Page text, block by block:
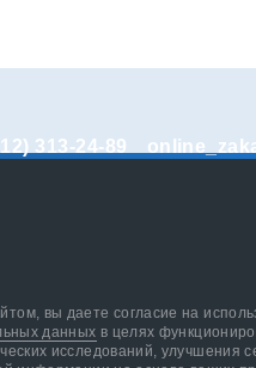
313-24-89
вы даете согласие на
данных в целях
исследований, улучшения